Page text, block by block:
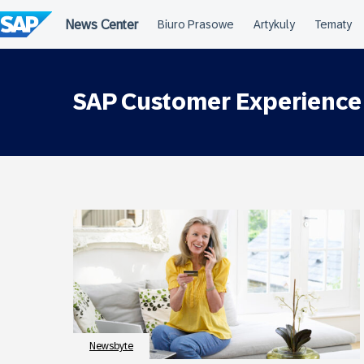
do
treści
SAP Customer
Newsbyte